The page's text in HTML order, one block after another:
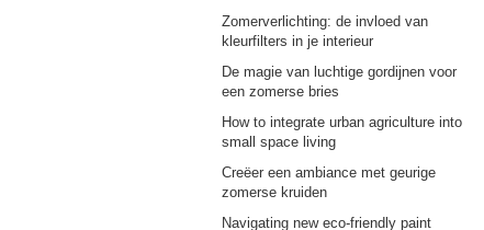
Zomerverlichting: de invloed van
kleurfilters in je interieur
De magie van luchtige gordijnen voor
een zomerse bries
How to integrate urban agriculture into
small space living
Creëer een ambiance met geurige
zomerse kruiden
Navigating new eco-friendly paint